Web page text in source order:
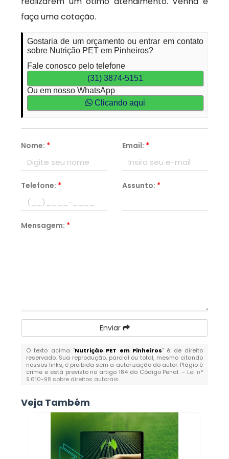
faça uma cotação.
Gostaria de um orçamento ou entrar em contato
sobre Nutrição PET em Pinheiros?
Fale conosco pelo telefone
(31) 3874-5151
Ou em nosso WhatsApp
Clicando aqui
Nome: * Email: *
Telefone: * Assunto: *
Mensagem: *
Enviar
O texto acima "Nutrição PET em Pinheiros" é de direito
reservado. Sua reprodução, parcial ou total, mesmo citando
nossos links, é proibida sem a autorização do autor. Plágio é
crime e está previsto no artigo 184 do Código Penal. – Lei n°
9.610-98 sobre direitos autorais.
Veja Também